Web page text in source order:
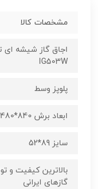
مشخصات کالا
اجاق گاز شیشه ای
IG503W
پلوپز وسط
ابعاد برش 840*480 میلی متر
سایز 89*52
بالاترین کیفیت و
گازهای ایرانی